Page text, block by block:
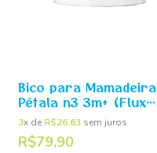
Bico para Mamadeira
Pétala n3 3m+ (Fluxo
Variável) 2 unidades
- Philips Avent
3x de R$26,63 sem juros
R$79,90